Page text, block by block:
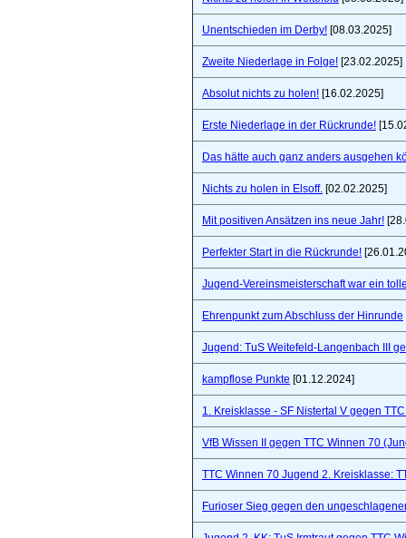
Unentschieden im Derby! [08.03.2025]
Zweite Niederlage in Folge! [23.02.2025]
Absolut nichts zu holen! [16.02.2025]
Erste Niederlage in der Rückrunde!
Das hätte auch ganz anders ausgehen
Nichts zu holen in Elsoff. [02.02.2025]
Mit positiven Ansätzen ins neue Jahr!
Perfekter Start in die Rückrunde!
Jugend-Vereinsmeisterschaft war ein
Ehrenpunkt zum Abschluss der Hinrunde
Jugend: TuS Weitefeld-Langenbach III
kampflose Punkte [01.12.2024]
1. Kreisklasse - SF Nistertal V gegen
VfB Wissen II gegen TTC Winnen 70
TTC Winnen 70 Jugend 2. Kreisklasse:
Furioser Sieg gegen den